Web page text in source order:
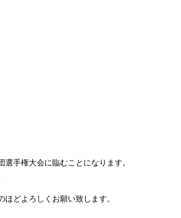
手権大会に臨むことになります。
どよろしくお願い致します。